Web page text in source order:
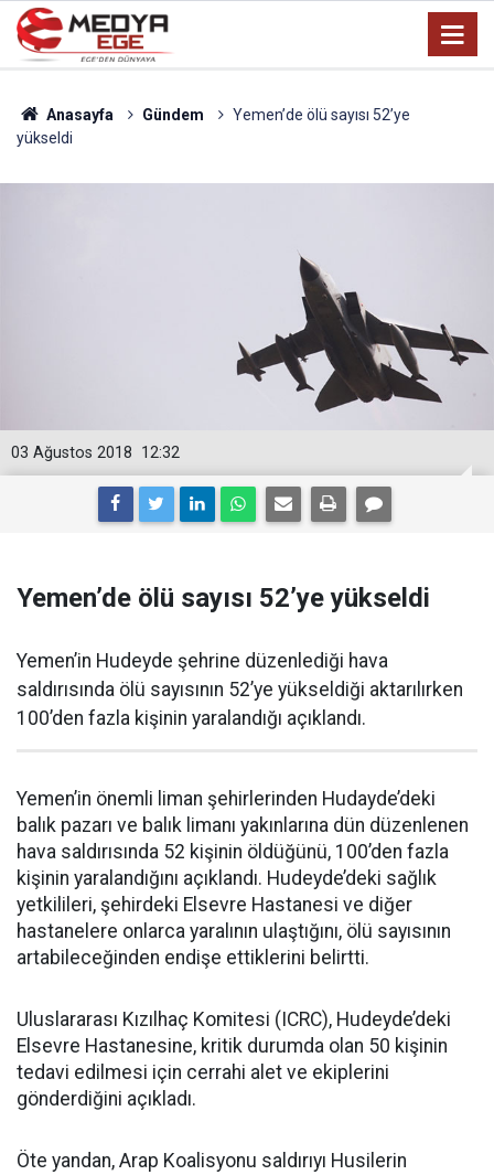
Anasayfa Gündem
Yemen’de ölü sayısı 52’ye
yükseldi
12:32
03 Ağustos 2018
Yemen’de ölü sayısı 52’ye yükseldi
Yemen’in Hudeyde şehrine düzenlediği hava
saldırısında ölü sayısının 52’ye yükseldiği aktarılırken
100’den fazla kişinin yaralandığı açıklandı.
Yemen’in önemli liman şehirlerinden Hudayde’deki
balık pazarı ve balık limanı yakınlarına dün düzenlenen
hava saldırısında 52 kişinin öldüğünü, 100’den fazla
kişinin yaralandığını açıklandı. Hudeyde’deki sağlık
yetkilileri, şehirdeki Elsevre Hastanesi ve diğer
hastanelere onlarca yaralının ulaştığını, ölü sayısının
artabileceğinden endişe ettiklerini belirtti.
Uluslararası Kızılhaç Komitesi (ICRC), Hudeyde’deki
Elsevre Hastanesine, kritik durumda olan 50 kişinin
tedavi edilmesi için cerrahi alet ve ekiplerini
gönderdiğini açıkladı.
Öte yandan, Arap Koalisyonu saldırıyı Husilerin